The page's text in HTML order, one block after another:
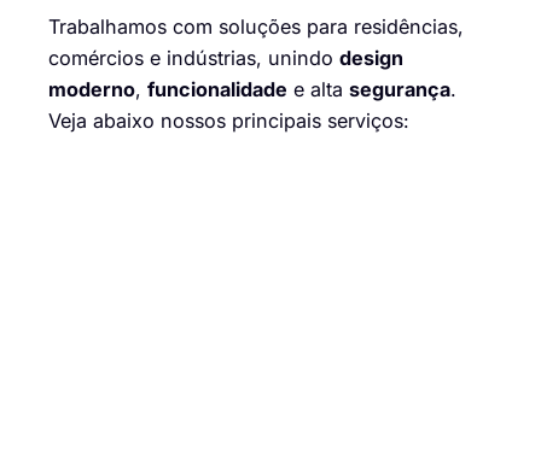
Trabalhamos com soluções para residências,
comércios e indústrias, unindo design
moderno, funcionalidade e alta segurança.
Veja abaixo nossos principais serviços: